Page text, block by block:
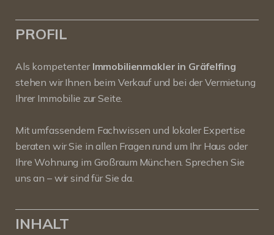
PROFIL
Als kompetenter Immobilienmakler in Gräfelfing
stehen wir Ihnen beim Verkauf und bei der Vermietung
Ihrer Immobilie zur Seite.
Mit umfassendem Fachwissen und lokaler Expertise
beraten wir Sie in allen Fragen rund um Ihr Haus oder
Ihre Wohnung im Großraum München. Sprechen Sie
uns an – wir sind für Sie da.
INHALT